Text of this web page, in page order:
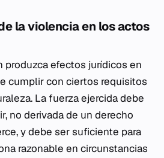
la violencia en los actos
produzca efectos jurídicos en
cumplir con ciertos requisitos
La fuerza ejercida debe
no derivada de un derecho
y debe ser suficiente para
razonable en circunstancias